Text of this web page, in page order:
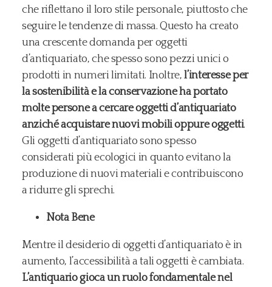
che riflettano il loro stile personale, piuttosto che
seguire le tendenze di massa. Questo ha creato
una crescente domanda per oggetti
d’antiquariato, che spesso sono pezzi unici o
prodotti in numeri limitati. Inoltre,l’interesse per
la sostenibilità e la conservazione ha portato
molte persone a cercare oggetti d’antiquariato
anziché acquistare nuovi mobili oppure oggetti.
Gli oggetti d’antiquariato sono spesso
considerati più ecologici in quanto evitano la
produzione di nuovi materiali e contribuiscono
a ridurre gli sprechi.
Nota Bene
Mentre il desiderio di oggetti d’antiquariato è in
aumento, l’accessibilità a tali oggetti è cambiata.
L’antiquario gioca un ruolo fondamentale nel